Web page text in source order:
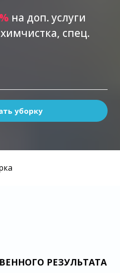
на доп. услуги
спец.
уборку
РЕЗУЛЬТАТА